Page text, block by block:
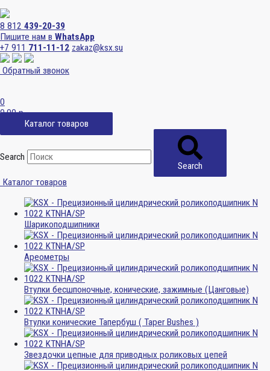
8 812 439-20-39
Пишите нам в WhatsApp
+7 911 711-11-12 zakaz@ksx.su
Обратный звонок
0
0,00р.
Каталог товаров
Search
Search
Каталог товаров
Шарикоподшипники
Ареометры
Втулки бесшпоночные, конические, зажимные (Цанговые)
Втулки конические Тапербуш ( Taper Bushes )
Звездочки цепные для приводных роликовых цепей